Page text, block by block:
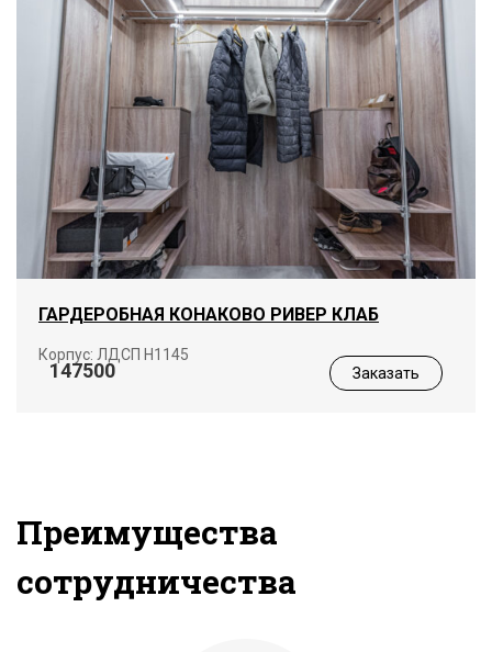
ГАРДЕРОБНАЯ КОНАКОВО РИВЕР КЛАБ
Корпус: ЛДСП Н1145
147500 Заказать
Преимущества
сотрудничества